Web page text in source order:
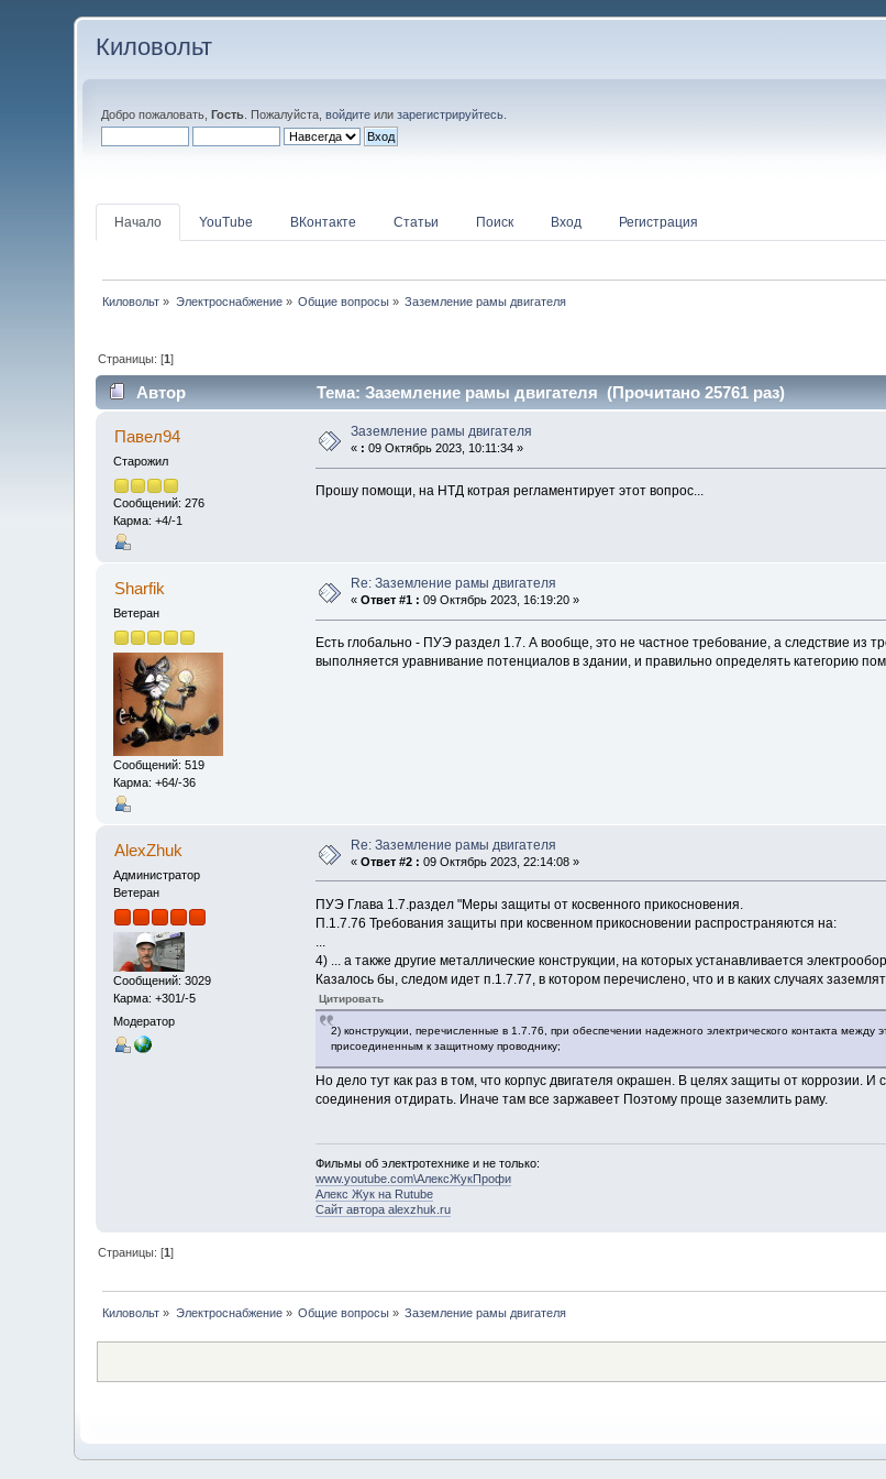
Киловольт
Добро пожаловать,Гость . Пожалуйста,войдите илизарегистрируйтесь
Начало YouTube ВКонтакте Статьи Поиск Вход Регистрация
Киловольт » Электроснабжение» Общие вопросы » Заземление рамы двигателя
Страницы: [1]
Автор Тема: Заземление рамы двигателя (Прочитано 25761 раз)
Павел94
Старожил
Сообщений: 276
Карма: +4/-1
Заземление рамы двигателя
« : 09 Октябрь 2023, 10:11:34 »
Прошу помощи, на НТД котрая регламентирует этот вопрос...
Sharfik
Ветеран
Сообщений: 519
Карма: +64/-36
Re: Заземление рамы двигателя
«Ответ #1 : 09 Октябрь 2023, 16:19:20 »
Есть глобально - ПУЭ раздел 1.7. А вообще, это не частное требование, а следствие из
выполняется уравнивание потенциалов в здании, и правильно определять категорию
AlexZhuk
Администратор
Ветеран
Сообщений: 3029
Карма: +301/-5
Модератор
Re: Заземление рамы двигателя
«Ответ #2 : 09 Октябрь 2023, 22:14:08 »
ПУЭ Глава 1.7.раздел "Меры защиты от косвенного прикосновения.
П.1.7.76 Требования защиты при косвенном прикосновении распространяются на:
...
4) ... а также другие металлические конструкции, на которых устанавливается
Казалось бы, следом идет п.1.7.77, в котором перечислено, что и в каких случаях
Цитировать
2) конструкции, перечисленные в 1.7.76, при обеспечении надежного электрического контакта
присоединенным к защитному проводнику;
Но дело тут как раз в том, что корпус двигателя окрашен. В целях защиты от коррозии.
соединения отдирать. Иначе там все заржавеет Поэтому проще заземлить раму.
Фильмы об электротехнике и не только:
www.youtube.com\АлексЖукПрофи
Алекс Жук на Rutube
Сайт автора alexzhuk.ru
Страницы: [1]
Киловольт » Электроснабжение» Общие вопросы » Заземление рамы двигателя